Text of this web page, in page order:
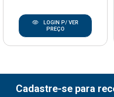
LOGIN P/ VER
PREÇO
Cadastre-se para